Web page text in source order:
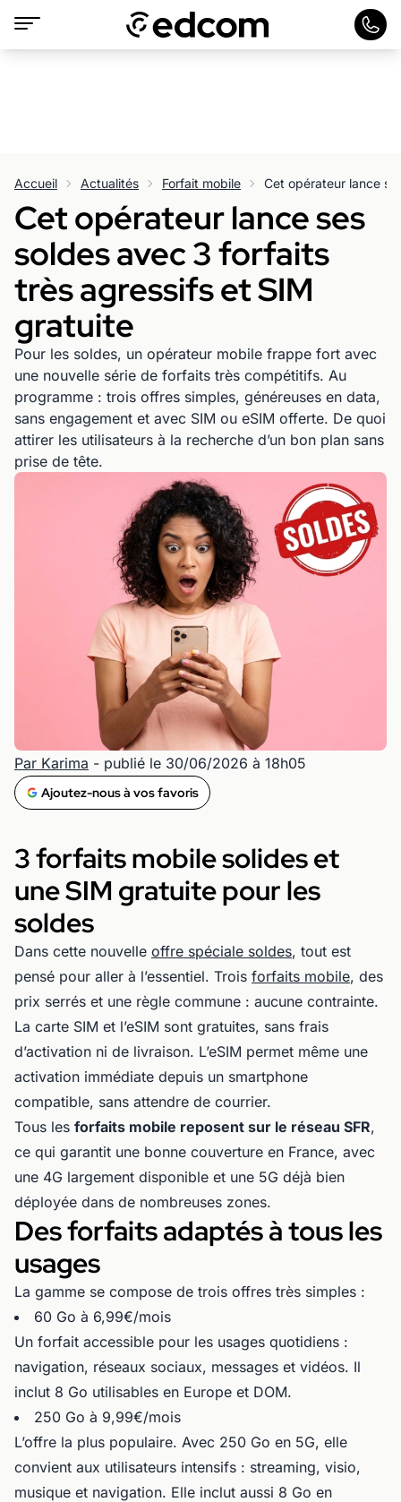
Accueil Actualités Forfait mobile
Cet opérateur lance ses
soldes avec 3 forfaits
très agressifs et SIM
gratuite
Pour les soldes, un opérateur mobile frappe fort avec
une nouvelle série de forfaits très compétitifs. Au
programme : trois offres simples, généreuses en data,
sans engagement et avec SIM ou eSIM offerte. De quoi
attirer les utilisateurs à la recherche d’un bon plan sans
prise de tête.
Par Karima - publié le 30/06/2026 à 18h05
Ajoutez-nous à vos favoris
3 forfaits mobile solides et
une SIM gratuite pour les
soldes
Dans cette nouvelle offre spéciale soldes, tout est
pensé pour aller à l’essentiel. Trois forfaits mobile, des
prix serrés et une règle commune : aucune contrainte.
La carte SIM et l’eSIM sont gratuites, sans frais
d’activation ni de livraison. L’eSIM permet même une
activation immédiate depuis un smartphone
compatible, sans attendre de courrier.
Tous les forfaits mobile reposent sur le réseau SFR,
ce qui garantit une bonne couverture en France, avec
une 4G largement disponible et une 5G déjà bien
déployée dans de nombreuses zones.
Des forfaits adaptés à tous les
usages
La gamme se compose de trois offres très simples :
60 Go à 6,99€/mois
Un forfait accessible pour les usages quotidiens :
navigation, réseaux sociaux, messages et vidéos. Il
inclut 8 Go utilisables en Europe et DOM.
250 Go à 9,99€/mois
L’offre la plus populaire. Avec 250 Go en 5G, elle
convient aux utilisateurs intensifs : streaming, visio,
musique et navigation. Elle inclut aussi 8 Go en